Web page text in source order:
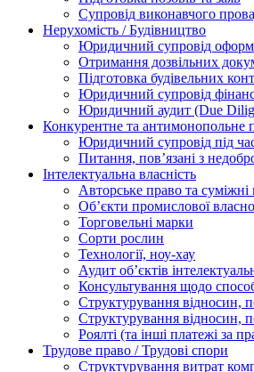
Супровід виконавчого
Нерухомість / Будівництво
Юридичний супровід
Отримання дозвільних
Підготовка будівельних
Юридичний супровід
Юридичний аудит (Due
Конкурентне та антимонопольне
Юридичний супровід під
Питання, пов’язані з
Інтелектуальна власність
Авторське право та суміжні
Oб’єкти промислової
Торговельні марки
Сорти рослин
Технології, ноу-хау
Аудит об’єктів
Консультування щодо
Структурування відносин,
Структурування відносин,
Роялті (та інші платежі за
Трудове право / Трудові спори
Cтруктурування витрат